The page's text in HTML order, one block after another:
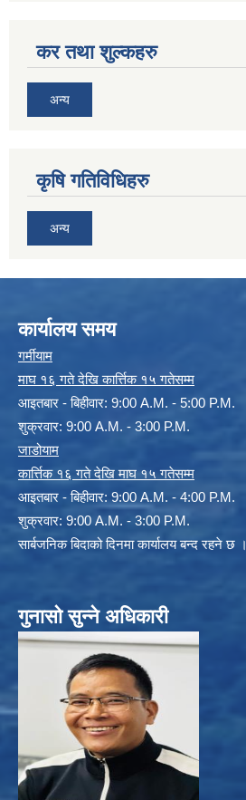
कर तथा शुल्कहरु
अन्य
कृषि गतिविधिहरु
अन्य
कार्यालय समय
गर्मीयाम
माघ १६ गते देखि कार्त्तिक १५ गतेसम्म
आइतबार - बिहीवार: 9:00 A.M. - 5:00 P.M.
शुक्रवार: 9:00 A.M. - 3:00 P.M.
जाडोयाम
कार्त्तिक १६ गते देखि माघ १५ गतेसम्म
आइतबार - बिहीवार: 9:00 A.M. - 4:00 P.M.
शुक्रवार: 9:00 A.M. - 3:00 P.M.
सार्बजनिक बिदाको दिनमा कार्यालय बन्द रहने छ ।
गुनासो सुन्ने अधिकारी